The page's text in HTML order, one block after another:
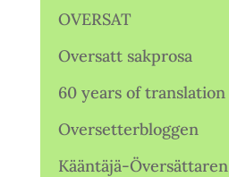
OVERSAT
Oversatt sakprosa
60 years of translation
Oversetterbloggen
Kääntäjä-Översättaren